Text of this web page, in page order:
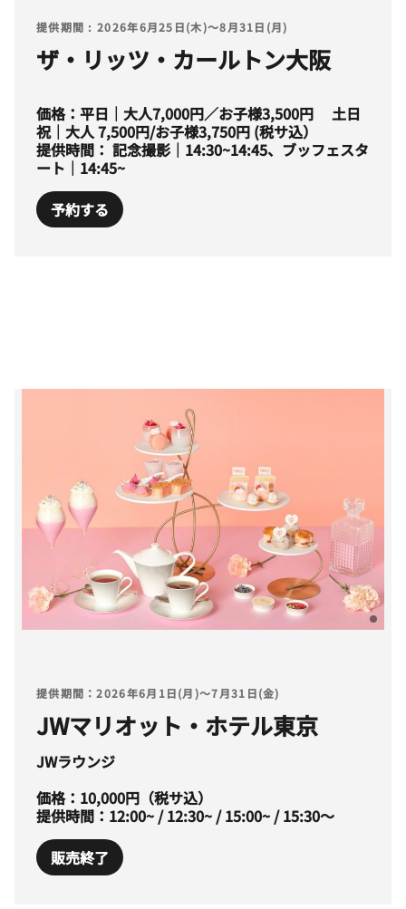
提供期間 : 2026年6月25日(木)～8月31日(月)
ザ・リッツ・カールトン大阪
価格：平日｜大人7,000円／お子様3,500円 土日
祝｜大人 7,500円/お子様3,750円 (税サ込）
提供時間： 記念撮影｜14:30~14:45、ブッフェスタ
ート｜14:45~
予約する
提供期間：2026年6月1日(月)～7月31日(金)
JWマリオット・ホテル東京
JWラウンジ
価格：10,000円（税サ込）
提供時間：12:00~ / 12:30~ / 15:00~ / 15:30～
販売終了